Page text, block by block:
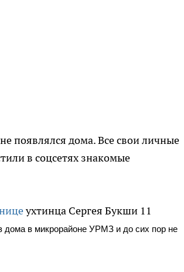
появлялся дома. Все свои личные
в соцсетях знакомые
ухтинца Сергея Букши 11
в микрорайоне УРМЗ и до сих пор не